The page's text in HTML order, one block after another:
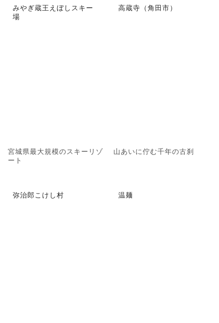
みやぎ蔵王えぼしスキー
場
宮城県最大規模のスキーリゾ
ート
高蔵寺（角田市）
山あいに佇む千年の古刹
弥治郎こけし村 温麺